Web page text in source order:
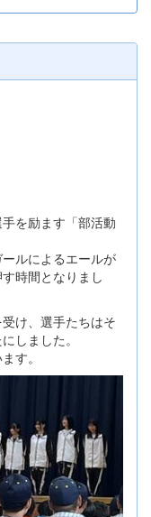
を励ます「部活動
ルによるエールが
時間となりまし
け、選手たちはそ
しました。
す。